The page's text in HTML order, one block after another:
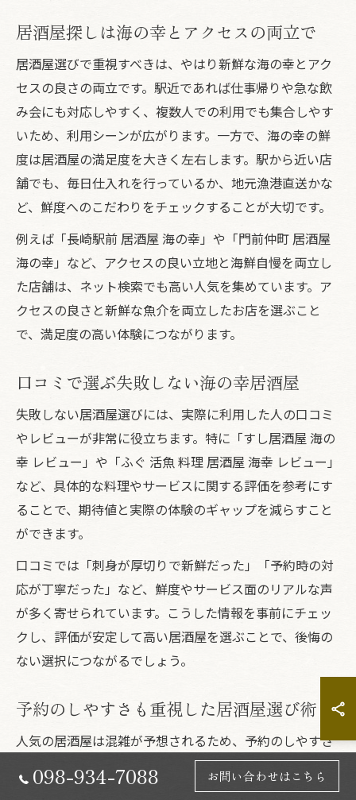
居酒屋探しは海の幸とアクセスの両立で
居酒屋選びで重視すべきは、やはり新鮮な海の幸とアク
セスの良さの両立です。駅近であれば仕事帰りや急な飲
み会にも対応しやすく、複数人での利用でも集合しやす
いため、利用シーンが広がります。一方で、海の幸の鮮
度は居酒屋の満足度を大きく左右します。駅から近い店
舗でも、毎日仕入れを行っているか、地元漁港直送かな
ど、鮮度へのこだわりをチェックすることが大切です。
例えば「長崎駅前 居酒屋 海の幸」や「門前仲町 居酒屋
海の幸」など、アクセスの良い立地と海鮮自慢を両立し
た店舗は、ネット検索でも高い人気を集めています。ア
クセスの良さと新鮮な魚介を両立したお店を選ぶこと
で、満足度の高い体験につながります。
口コミで選ぶ失敗しない海の幸居酒屋
失敗しない居酒屋選びには、実際に利用した人の口コミ
やレビューが非常に役立ちます。特に「すし居酒屋 海の
幸 レビュー」や「ふぐ 活魚 料理 居酒屋 海幸 レビュー」
など、具体的な料理やサービスに関する評価を参考にす
ることで、期待値と実際の体験のギャップを減らすこと
ができます。
口コミでは「刺身が厚切りで新鮮だった」「予約時の対
応が丁寧だった」など、鮮度やサービス面のリアルな声
が多く寄せられています。こうした情報を事前にチェッ
クし、評価が安定して高い居酒屋を選ぶことで、後悔の
ない選択につながるでしょう。
予約のしやすさも重視した居酒屋選び術
人気の居酒屋は混雑が予想されるため、予約のしやすさ
も重要なポイントです。特に海の幸が自慢の店舗は週末
や繁忙期に満席となることも多く、早めの予約やネット
098-934-7088 お問い合わせはこちら